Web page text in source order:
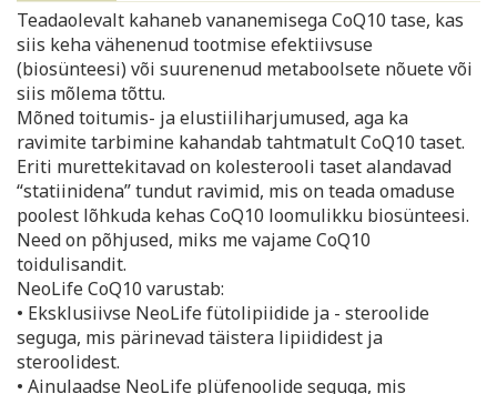
Teadaolevalt kahaneb vananemisega CoQ10 tase, kas
siis keha vähenenud tootmise efektiivsuse
(biosünteesi) või suurenenud metaboolsete nõuete või
siis mõlema tõttu.
Mõned toitumis- ja elustiiliharjumused, aga ka
ravimite tarbimine kahandab tahtmatult CoQ10 taset.
Eriti murettekitavad on kolesterooli taset alandavad
“statiinidena” tundut ravimid, mis on teada omaduse
poolest lõhkuda kehas CoQ10 loomulikku biosünteesi.
Need on põhjused, miks me vajame CoQ10
toidulisandit.
NeoLife CoQ10 varustab:
• Eksklusiivse NeoLife fütolipiidide ja - steroolide
seguga, mis pärinevad täistera lipiididest ja
steroolidest.
• Ainulaadse NeoLife plüfenoolide seguga, mis